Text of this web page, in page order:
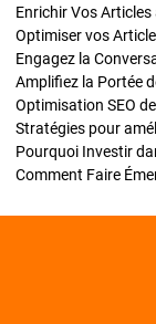
Optimiser vos
Engagez la
Amplifiez la Portée